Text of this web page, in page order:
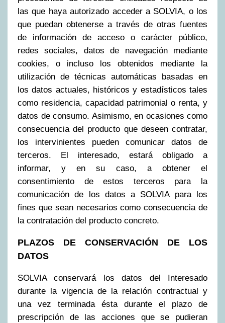
las que haya autorizado acceder a SOLVIA, o los
que puedan obtenerse a través de otras fuentes
de información de acceso o carácter público,
redes sociales, datos de navegación mediante
cookies, o incluso los obtenidos mediante la
utilización de técnicas automáticas basadas en
los datos actuales, históricos y estadísticos tales
como residencia, capacidad patrimonial o renta, y
datos de consumo. Asimismo, en ocasiones como
consecuencia del producto que deseen contratar,
los intervinientes pueden comunicar datos de
terceros. El interesado, estará obligado a
informar, y en su caso, a obtener el
consentimiento de estos terceros para la
comunicación de los datos a SOLVIA para los
fines que sean necesarios como consecuencia de
la contratación del producto concreto.
PLAZOS DE CONSERVACIÓN DE LOS
DATOS
SOLVIA conservará los datos del Interesado
durante la vigencia de la relación contractual y
una vez terminada ésta durante el plazo de
prescripción de las acciones que se pudieran